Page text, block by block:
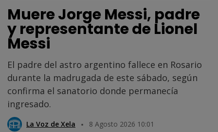
Muere Jorge Messi, padre
y representante de Lionel
Messi
El padre del astro argentino fallece en Rosario
durante la madrugada de este sábado, según
confirma el sanatorio donde permanecía
ingresado.
La Voz de Xela 8 Agosto 2026 10:01